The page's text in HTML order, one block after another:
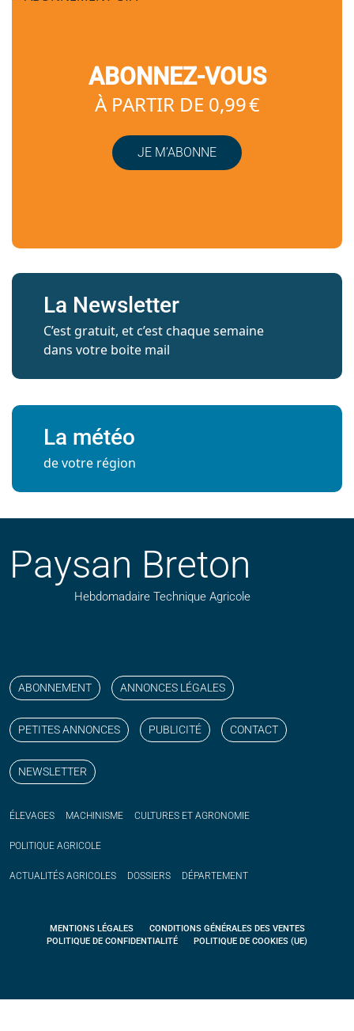
ABONNEZ-VOUS
À PARTIR DE 0,99 €
JE M’ABONNE
La Newsletter
C’est gratuit, et c’est chaque semaine
dans votre boite mail
La météo
de votre région
Paysan Breton
Hebdomadaire Technique Agricole
ABONNEMENT ANNONCES LÉGALES
PETITES ANNONCES PUBLICITÉ CONTACT
NEWSLETTER
ÉLEVAGES MACHINISME CULTURES ET AGRONOMIE
POLITIQUE AGRICOLE
ACTUALITÉS AGRICOLES DOSSIERS DÉPARTEMENT
MENTIONS LÉGALES
CONDITIONS GÉNÉRALES DES VENTES
POLITIQUE DE CONFIDENTIALITÉ
POLITIQUE DE COOKIES (UE)